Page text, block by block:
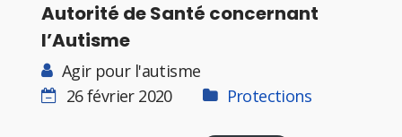
Autorité de Santé concernant
l’Autisme
Agir pour l'autisme
26 février 2020
Protections